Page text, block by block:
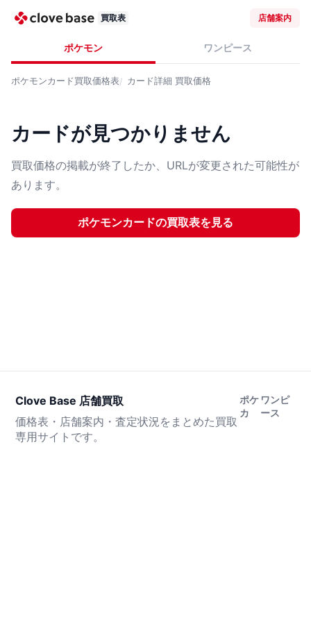
買取表 店舗案内
ポケモン ワンピース
ポケモンカード買取価格表 カード詳細 買取価格
カードが見つかりません
買取価格の掲載が終了したか、URLが変更された可能性が
あります。
ポケモンカードの買取表を見る
Clove Base 店舗買取
価格表・店舗案内・査定状況をまとめた買取
専用サイトです。
ポケ
カ
ワンピ
ース